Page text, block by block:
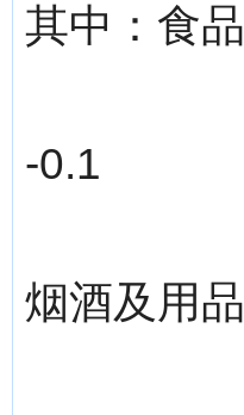
其中：食品
-0.1
烟酒及用品